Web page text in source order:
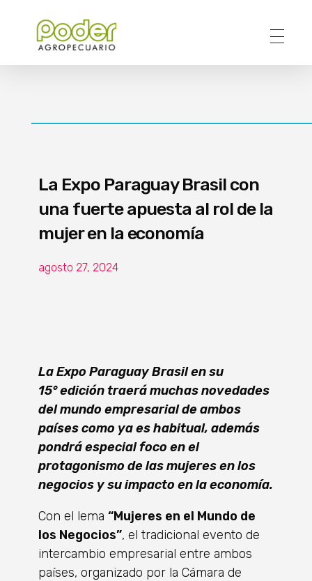
La Expo Paraguay Brasil con
una fuerte apuesta al rol de la
mujer en la economía
agosto 27, 2024
La Expo Paraguay Brasil en su
15°edición traerámuchas novedades
del mundo empresarial de ambos
países como ya es habitual, además
pondráespecial foco en el
protagonismo de las mujeres en los
negocios y su impacto en la economía.
Con el lema “Mujeres en el Mundo de
los Negocios”, el tradicional evento de
intercambio empresarial entre ambos
países, organizado por la Cámara de